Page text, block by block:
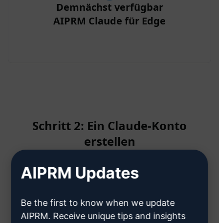
Demnächst verfügbar
AIPRM Claude für Edge
Schritt 2: Ein Claude-Konto
erstellen
Hier erfahren Sie, wie Sie ein
Claude-Konto erstellen können
AIPRM Updates
Be the first to know when we update
AIPRM. Receive unique tips and insights